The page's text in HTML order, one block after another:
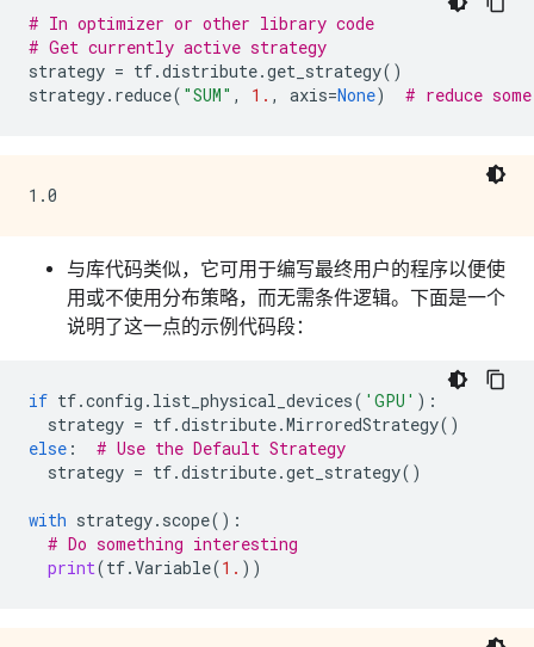
# In optimizer or other library code
# Get currently active strategy
strategy = tf.distribute.get_strategy()
strategy. reduce( "SUM" , 1. , axis=None) # reduce
与库代码类似，它可用于编写最终用户的程序以便使
用或不使用分布策略，而无需条件逻辑。下面是一个
说明了这一点的示例代码段：
if tf.config . list_physical_devices( 'GPU' ):
strategy = tf.distribute.MirroredStrategy()
else :
# Use the Default Strategy
strategy = tf.distribute.get_strategy()
with strategy. scope():
# Do something interesting
print(tf.Variable(1. ))